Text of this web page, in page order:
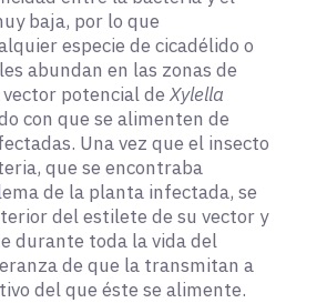
baja, por lo que
especie de cicadélido o
abundan en las zonas de
potencial de Xylella
con que se alimenten de
Una vez que el insecto
que se encontraba
de la planta infectada, se
del estilete de su vector y
durante toda la vida del
de que la transmitan a
del que éste se alimente.